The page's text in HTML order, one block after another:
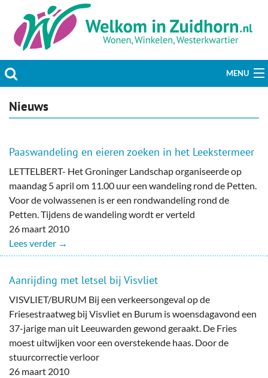
MENU
Actueel
Welzijn & Maatschappij
Bedrijven
Prikbord & Aanbiedingen
Plaats bericht
Nieuws
Paaswandeling en eieren zoeken in het Leekstermeer
LETTELBERT- Het Groninger Landschap organiseerde op
maandag 5 april om 11.00 uur een wandeling rond de Petten.
Voor de volwassenen is er een rondwandeling rond de
Petten. Tijdens de wandeling wordt er verteld
26 maart 2010
Lees verder →
Aanrijding met letsel bij Visvliet
VISVLIET/BURUM Bij een verkeersongeval op de
Friesestraatweg bij Visvliet en Burum is woensdagavond een
37-jarige man uit Leeuwarden gewond geraakt. De Fries
moest uitwijken voor een overstekende haas. Door de
stuurcorrectie verloor
26 maart 2010